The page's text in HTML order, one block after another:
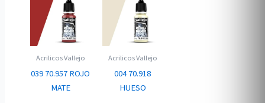
Acrilicos Vallejo
039 70.957 ROJO
MATE
Acrilicos Vallejo
004 70.918
HUESO